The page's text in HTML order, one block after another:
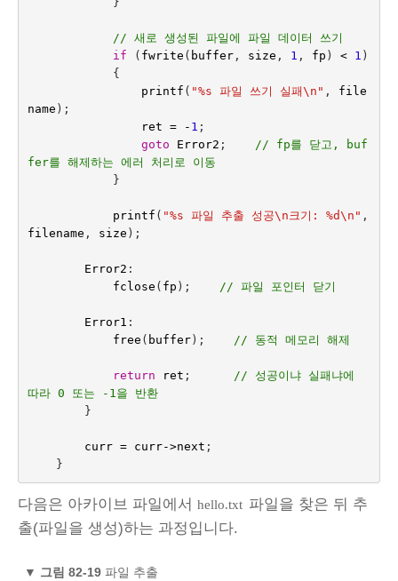
// 새로 생성된 파일에 파일 데이터 쓰기
if
( fwrite ( buffer, size , 1 , fp ) < 1 )
{
printf ( "%s 파일 쓰기 실패\n " ,
file
name );
ret = - 1 ;
goto
Error2 ;
// fp를 닫고, buf
fer를 해제하는 에러 처리로 이동
}
printf ( "%s 파일 추출 성공\n크기: %d\n " ,
filename , size );
Error2 :
fclose ( fp ); // 파일 포인터 닫기
Error1 :
free ( buffer); // 동적 메모리 해제
return ret ;
// 성공이냐 실패냐에
따라 0 또는 -1을 반환
}
curr = curr->next ;
}
다음은 아카이브 파일에서 hello.txt 파일을 찾은 뒤 추
출(파일을 생성)하는 과정입니다.
▼ 그림 82‑19 파일 추출